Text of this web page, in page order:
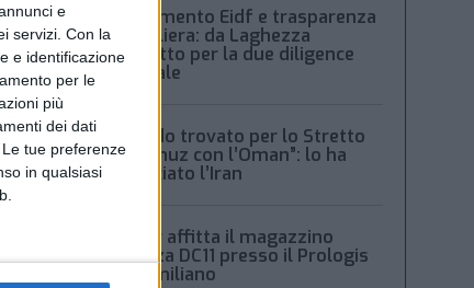
e
servizi. Con la
e identificazione
per le
più
dei dati
tue preferenze
in qualsiasi
Regolamento Eidf e trasparenza
della filiera: da Laghezza
pacchetto per la due diligence
aziendale
“Accordo trovato per lo Stretto
di Hormuz con l’Oman”: lo ha
annunciato l’Iran
Condor affitta il magazzino
Piacenza DC11 presso il Prologis
Park emiliano